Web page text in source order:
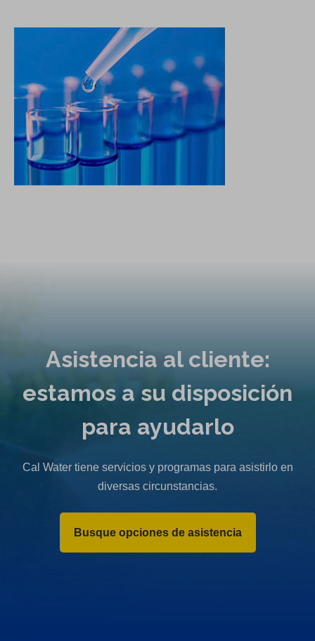
Asistencia al cliente:
estamos a su disposición
para ayudarlo
Cal Water tiene servicios y programas para asistirlo en
diversas circunstancias.
Busque opciones de asistencia